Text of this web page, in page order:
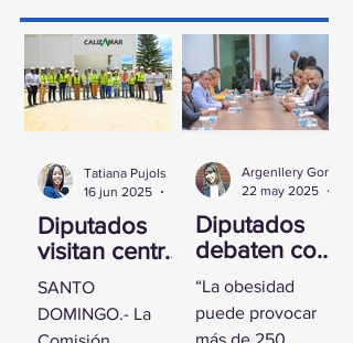
Diputados
visitan centro
UASD La
Romana para
conocer
SANTO
DOMINGO.- La
Tatiana Pujols
16 jun 2025
Diputados
debaten con
experta
sobre la
obesidad
“La obesidad
puede provocar
más de 250
22 may 2025